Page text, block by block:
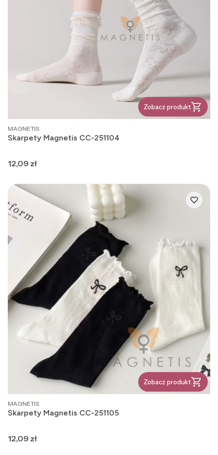
Zobacz produkt
PRODUCENT
MAGNETIS
Skarpety Magnetis CC-251104
Cena
12,09 zł
Zobacz produkt
PRODUCENT
MAGNETIS
Skarpety Magnetis CC-251105
Cena
12,09 zł